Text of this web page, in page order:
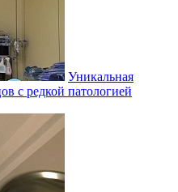
Уникальная
с редкой патологией